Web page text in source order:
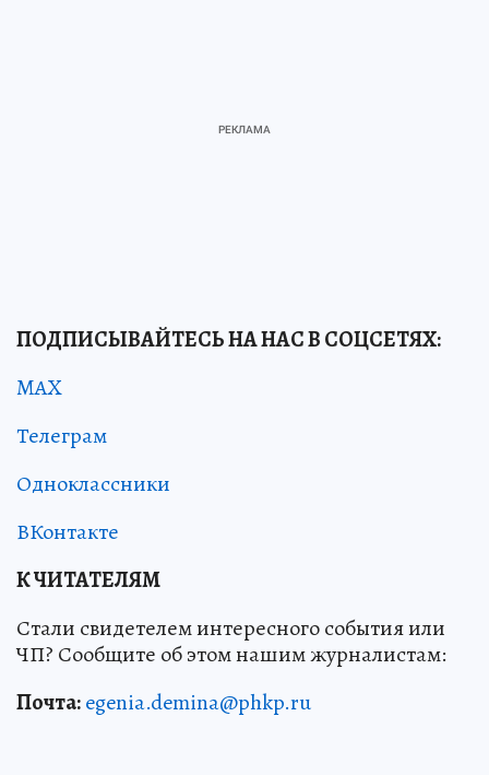
ПОДПИСЫВАЙТЕСЬ НА НАС В СОЦСЕТЯХ:
MAX
Телеграм
Одноклассники
ВКонтакте
К ЧИТАТЕЛЯМ
Стали свидетелем интересного события или
ЧП? Сообщите об этом нашим журналистам:
Почта:egenia.demina@phkp.ru